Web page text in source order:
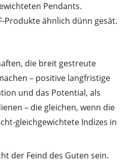
Pendants.
Produkte ähnlich dünn gesät.
die breit gestreute
– positive langfristige
und das Potential, als
– die gleichen, wenn die
gleichgewichtete Indizes in
der Feind des Guten sein.